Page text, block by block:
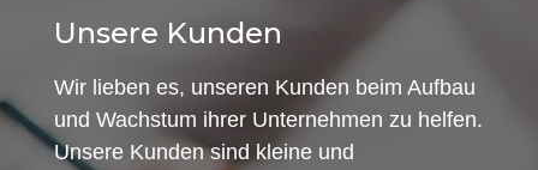
Unsere Kunden
Wir lieben es, unseren Kunden beim Aufbau
und Wachstum ihrer Unternehmen zu helfen.
Unsere Kunden sind kleine und